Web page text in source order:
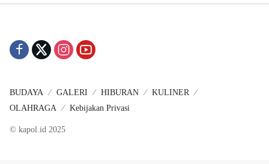
BUDAYA GALERI HIBURAN
KULINER
OLAHRAGA
Kebijakan Privasi
© kapol.id 2025